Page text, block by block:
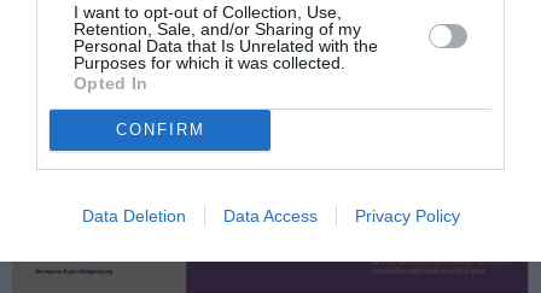
I want to opt-out of Collection, Use,
Retention, Sale, and/or Sharing of my
Personal Data that Is Unrelated with the
Purposes for which it was collected.
Opted In
CONFIRM
Data Deletion Data Access Privacy Policy